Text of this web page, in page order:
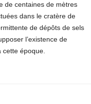
de centaines de mètres
dans le cratère de
de dépôts de sels
l’existence de
cette époque.